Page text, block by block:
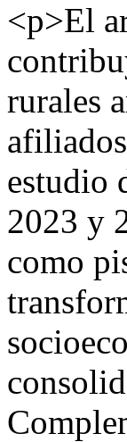
<p>El
rurales
estudio
2023 y
como